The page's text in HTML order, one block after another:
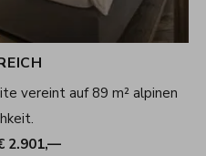
vereint auf 89 m² alpinen
2.901,—